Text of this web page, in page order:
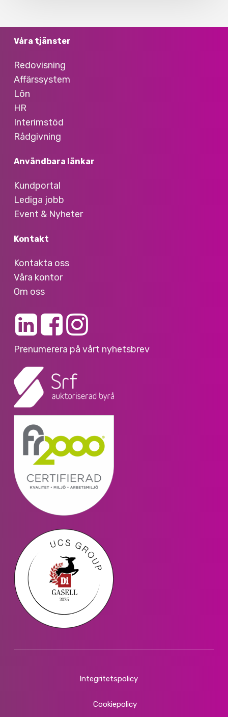
Våra tjänster
Redovisning
Affärssystem
Lön
HR
Interimstöd
Rådgivning
Användbara länkar
Kundportal
Lediga jobb
Event & Nyheter
Kontakt
Kontakta oss
Våra kontor
Om oss
Prenumerera på vårt nyhetsbrev
Integritetspolicy
Cookiepolicy